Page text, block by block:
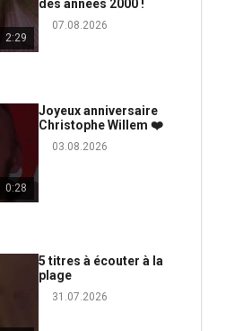
2:29
des années 2000 !
07.08.2026
0:28
Joyeux anniversaire
Christophe Willem ❤️
03.08.2026
5 titres à écouter à la
plage
31.07.2026